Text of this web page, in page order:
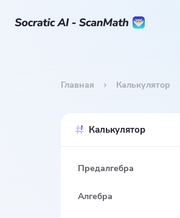
Главная Калькулятор
Калькулятор
Предалгебра
Алгебра